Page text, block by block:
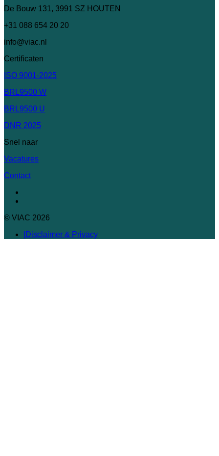
De Bouw 131, 3991 SZ HOUTEN
+31 088 654 20 20
info@viac.nl
Certificaten
ISO 9001-2025
BRL9500 W
BRL9500 U
DNR 2025
Snel naar
Vacatures
Contact
© VIAC 2026
Disclaimer & Privacy